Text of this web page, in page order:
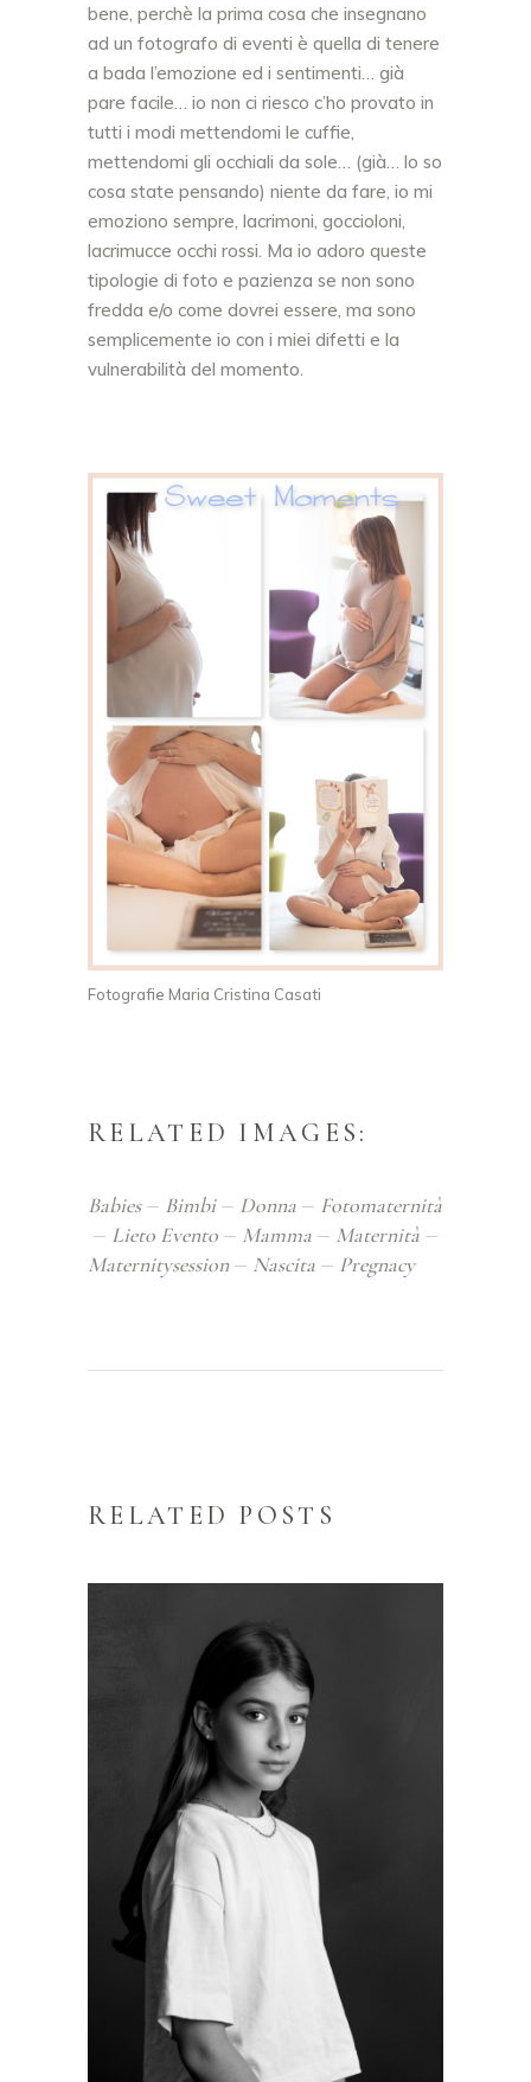
bene, perchè la prima cosa che insegnano
ad un fotografo di eventi è quella di tenere
a bada l’emozione ed i sentimenti… già
pare facile… io non ci riesco c’ho provato in
tutti i modi mettendomi le cuffie,
mettendomi gli occhiali da sole… (già… lo so
cosa state pensando) niente da fare, io mi
emoziono sempre, lacrimoni, goccioloni,
lacrimucce occhi rossi. Ma io adoro queste
tipologie di foto e pazienza se non sono
fredda e/o come dovrei essere, ma sono
semplicemente io con i miei difetti e la
vulnerabilità del momento.
Fotografie Maria Cristina Casati
RELATED IMAGES:
Babies Bimbi Donna
Fotomaternità
Lieto Evento
Mamma
Maternità
Maternitysession
Nascita Pregnacy
RELATED POSTS